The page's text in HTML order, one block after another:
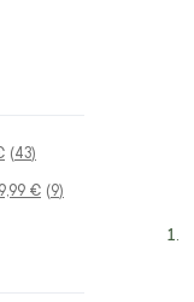
43
articles
€ 9
articles